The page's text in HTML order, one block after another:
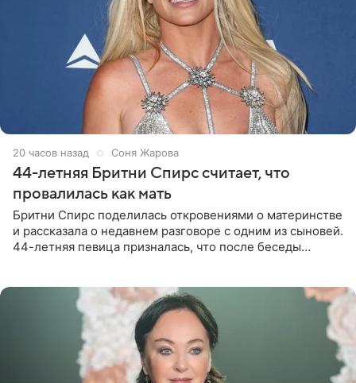
20 часов назад Соня Жарова
44-летняя Бритни Спирс считает, что
провалилась как мать
Бритни Спирс поделилась откровениями о материнстве
и рассказала о недавнем разговоре с одним из сыновей.
44-летняя певица призналась, что после беседы